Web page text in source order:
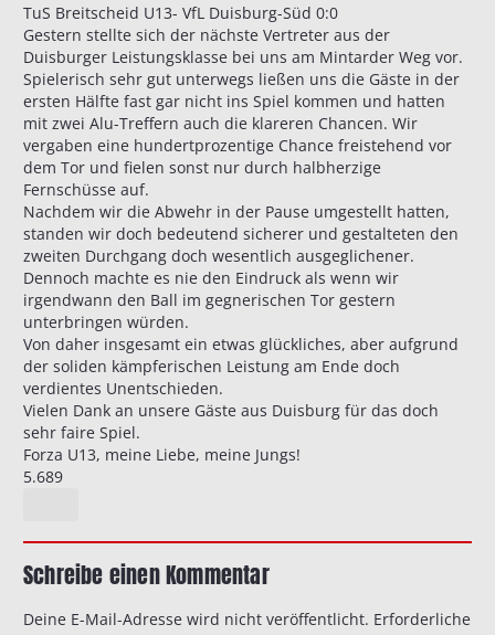
TuS Breitscheid U13- VfL Duisburg-Süd 0:0
Gestern stellte sich der nächste Vertreter aus der
Duisburger Leistungsklasse bei uns am Mintarder Weg vor.
Spielerisch sehr gut unterwegs ließen uns die Gäste in der
ersten Hälfte fast gar nicht ins Spiel kommen und hatten
mit zwei Alu-Treffern auch die klareren Chancen. Wir
vergaben eine hundertprozentige Chance freistehend vor
dem Tor und fielen sonst nur durch halbherzige
Fernschüsse auf.
Nachdem wir die Abwehr in der Pause umgestellt hatten,
standen wir doch bedeutend sicherer und gestalteten den
zweiten Durchgang doch wesentlich ausgeglichener.
Dennoch machte es nie den Eindruck als wenn wir
irgendwann den Ball im gegnerischen Tor gestern
unterbringen würden.
Von daher insgesamt ein etwas glückliches, aber aufgrund
der soliden kämpferischen Leistung am Ende doch
verdientes Unentschieden.
Vielen Dank an unsere Gäste aus Duisburg für das doch
sehr faire Spiel.
Forza U13, meine Liebe, meine Jungs!
5.689
Schreibe einen Kommentar
Deine E-Mail-Adresse wird nicht veröffentlicht. Erforderliche